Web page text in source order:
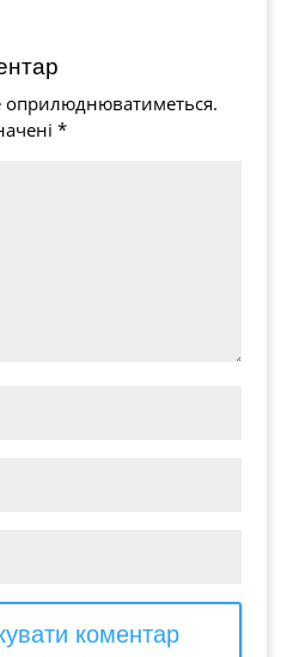
оприлюднюватиметься.
*